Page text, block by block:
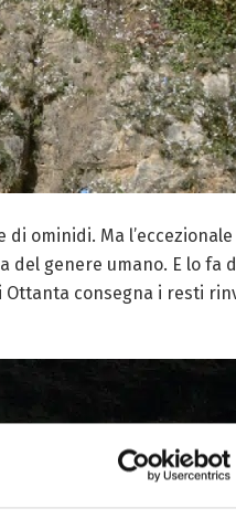
ominidi. Ma
del genere umano. E lo fa
Ottanta consegna i resti